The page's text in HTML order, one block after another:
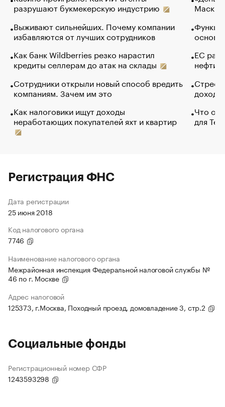
разрушают букмекерскую индустрию
Выживают сильнейших. Почему компании
избавляются от лучших сотрудников
Как банк Wildberries резко нарастил
кредиты селлерам до атак на склады
Сотрудники открыли новый способ вредить
компаниям. Зачем им это
Как налоговики ищут доходы
неработающих покупателей яхт и квартир
Маск в
основ
ЕС
нефти
Что
для
Регистрация ФНС
Дата регистрации
25 июня 2018
Код налогового органа
7746
Наименование налогового органа
Межрайонная инспекция Федеральной налоговой службы №
46 по г. Москве
Адрес налоговой
125373, г.Москва, Походный проезд, домовладение 3, стр.2
Социальные фонды
Регистрационный номер СФР
1243593298